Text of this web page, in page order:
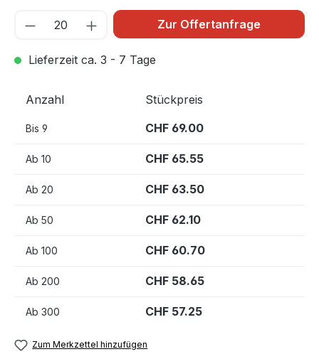
Zur Offertanfrage
Lieferzeit ca. 3 - 7 Tage
Anzahl Stückpreis
Bis 9 CHF 69.00
Ab 10 CHF 65.55
Ab 20 CHF 63.50
Ab 50 CHF 62.10
Ab 100 CHF 60.70
Ab 200 CHF 58.65
Ab 300 CHF 57.25
Zum Merkzettel hinzufügen